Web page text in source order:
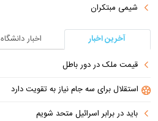
شیمی مبتکران
آخرین اخبار
اخبار دانشگاه
قیمت ملک در دور باطل
استقلال برای سه جام نیاز به تقویت دارد
باید در برابر اسرائیل متحد شویم